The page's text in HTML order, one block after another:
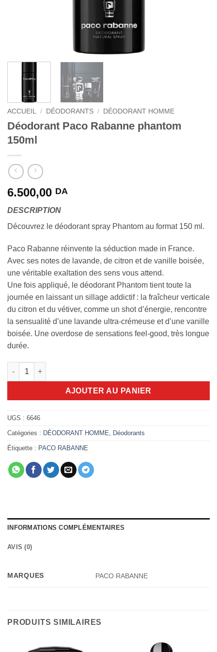
ACCUEIL / DÉODORANTS / DÉODORANT HOMME
Déodorant Paco Rabanne phantom
150ml
6.500,00 DA
DESCRIPTION
Découvrez le déodorant spray Phantom au format 150 ml.
Paco Rabanne réinvente la séduction made in France.
Avec ses notes de lavande, de citron et de vanille boisée,
une véritable exaltation des sens vous attend.
Une fois appliqué, le déodorant Phantom tient toute la
journée en laissant un sillage addictif : la fraîcheur verticale
du citron et du vétiver, comme un shot d’énergie, rencontre
la sensualité d’une lavande ultra-crémeuse et d’une vanille
boisée. Une overdose de sensations feel-good, très longue
durée.
quantité de Déodorant Paco Rabanne phantom 150ml
AJOUTER AU PANIER
UGS : 6646
Catégories : DÉODORANT HOMME Déodorants
Étiquette : PACO RABANNE
INFORMATIONS COMPLÉMENTAIRES
AVIS (0)
MARQUES PACO RABANNE
PRODUITS SIMILAIRES